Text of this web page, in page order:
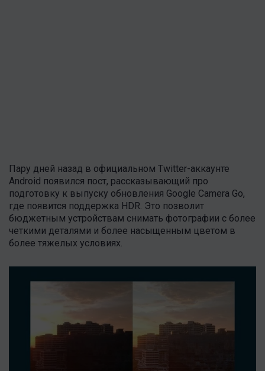
Пару дней назад в официальном Twitter-аккаунте
Android появился пост, рассказывающий про
подготовку к выпуску обновления Google Camera Go,
где появится поддержка HDR. Это позволит
бюджетным устройствам снимать фотографии с более
четкими деталями и более насыщенным цветом в
более тяжелых условиях.